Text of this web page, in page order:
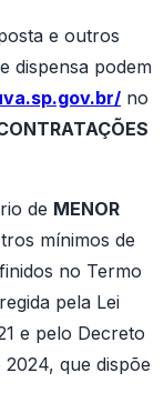
e outros
dispensa podem
no
de MENOR
mínimos de
no Termo
pela Lei
e pelo Decreto
2024, que dispõe